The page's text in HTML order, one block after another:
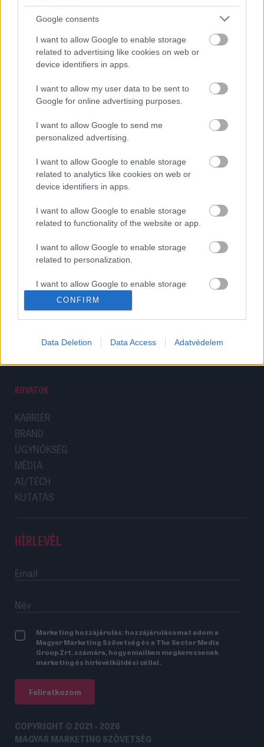
Google consents
I want to allow Google to enable storage
related to advertising like cookies on web or
device identifiers in apps.
I want to allow my user data to be sent to
Google for online advertising purposes.
I want to allow Google to send me
personalized advertising.
I want to allow Google to enable storage
related to analytics like cookies on web or
device identifiers in apps.
I want to allow Google to enable storage
related to functionality of the website or app.
I want to allow Google to enable storage
related to personalization.
I want to allow Google to enable storage
related to security, including authentication
functionality and fraud prevention, and other
user protection.
CONFIRM
Data Deletion Data Access Adatvédelem
ZÁRTKÖRŰ| 2026 OKTÓBER 1.
1
SZÖVETSÉG
SZÖVETSÉGRŐL
KIEMELT PROJEKTEK
ESEMÉNYNAPTÁR
ELŐFIZETÉSES
KAPCSOLAT
INFÓ
IMPRESSZUM
ADATVÉDELEM
MÉDIAAJÁNLAT
ROVATOK
KARRIER
BRAND
ÜGYNÖKSÉG
MÉDIA
AI/TECH
KUTATÁS
HÍRLEVÉL
Marketing hozzájárulás: hozzájárulásomat adom a
Magyar Marketing Szövetség és a The Sector Media
Group Zrt. számára, hogy emailben megkeressenek
marketing és hírlevélküldési céllal.
Feliratkozom
COPYRIGHT © 2021 - 2026
MAGYAR MARKETING SZÖVETSÉG